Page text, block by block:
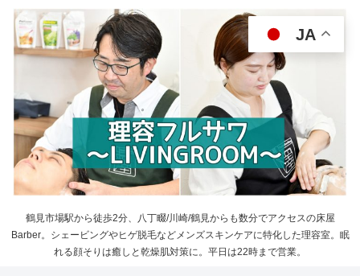
鶴見市場駅から徒歩2分、八丁畷/川崎/鶴見からも数分でアクセスの床屋
Barber。シェービングやヒゲ脱毛などメンズスキンケアに特化した理容室。眠
れる顔そりは癒しと乾燥肌対策に。平日は22時まで営業。
JA